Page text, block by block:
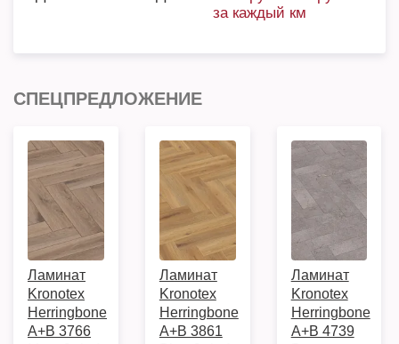
за каждый км
СПЕЦПРЕДЛОЖЕНИЕ
Ламинат
Kronotex
Herringbone
A+B 3766
Ламинат
Kronotex
Herringbone
A+B 3861
Ламинат
Kronotex
Herringbone
A+B 4739